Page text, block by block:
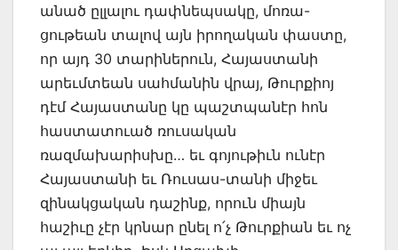
անած ըլլալու դափնեպսակը, մոռա-
ցութեան տալով այն իրողական փաստը,
որ այդ 30 տարիներուն, Հայաստանի
արեւմտեան սահմանին վրայ, Թուրքիոյ
դէմ Հայաստանը կը պաշտպանէր հոն
հաստատուած ռուսական
ռազմախարիսխը… եւ գոյութիւն ունէր
Հայաստանի եւ Ռուսաս-տանի միջեւ
զինակցական դաշինք, որուն միայն
հաշիւը չէր կրնար ընել ո՛չ Թուրքիան եւ ոչ